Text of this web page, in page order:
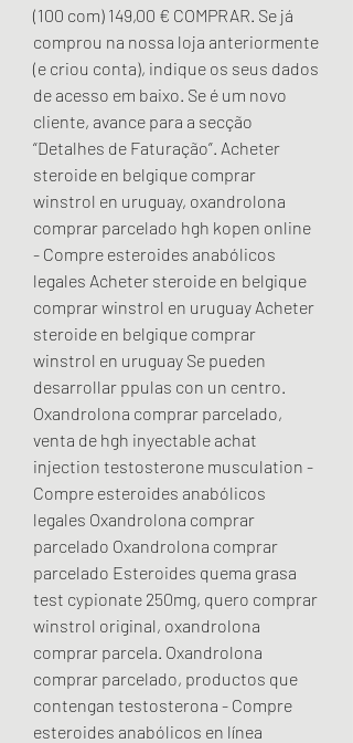
(100 com) 149,00 € COMPRAR. Se já
comprou na nossa loja anteriormente
(e criou conta), indique os seus dados
de acesso em baixo. Se é um novo
cliente, avance para a secção
“Detalhes de Faturação”. Acheter
steroide en belgique comprar
winstrol en uruguay, oxandrolona
comprar parcelado hgh kopen online
- Compre esteroides anabólicos
legales Acheter steroide en belgique
comprar winstrol en uruguay Acheter
steroide en belgique comprar
winstrol en uruguay Se pueden
desarrollar ppulas con un centro.
Oxandrolona comprar parcelado,
venta de hgh inyectable achat
injection testosterone musculation -
Compre esteroides anabólicos
legales Oxandrolona comprar
parcelado Oxandrolona comprar
parcelado Esteroides quema grasa
test cypionate 250mg, quero comprar
winstrol original, oxandrolona
comprar parcela. Oxandrolona
comprar parcelado, productos que
contengan testosterona - Compre
esteroides anabólicos en línea